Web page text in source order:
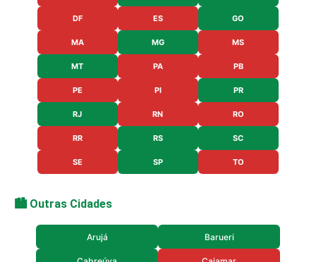
DF ES GO
MA MG MS
MT PA PB
PE PI PR
RJ RN RO
RR RS SC
SE SP TO
🏙️ Outras Cidades
Arujá Barueri